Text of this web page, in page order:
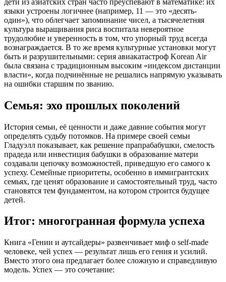
языки устроены логичнее (например, 11 — это «десять-
один»), что облегчает запоминание чисел, а тысячелетняя
культура выращивания риса воспитала невероятное
трудолюбие и уверенность в том, что упорный труд всегда
вознаграждается. В то же время культурные установки могут
быть и разрушительными: серия авиакатастроф Korean Air
была связана с традиционным высоким «индексом дистанции
власти», когда подчинённые не решались напрямую указывать
на ошибки старшим по званию.
Семья: эхо прошлых поколений
История семьи, её ценности и даже давние события могут
определять судьбу потомков. На примере своей семьи
Гладуэлл показывает, как решение прапрабабушки, смелость
прадеда или инвестиция бабушки в образование матери
создавали цепочку возможностей, приведшую его самого к
успеху. Семейные приоритеты, особенно в иммигрантских
семьях, где ценят образование и самостоятельный труд, часто
становятся тем фундаментом, на котором строится будущее
детей.
Итог: многогранная формула успеха
Книга «Гении и аутсайдеры» развенчивает миф о self-made
человеке, чей успех — результат лишь его гения и усилий.
Вместо этого она предлагает более сложную и справедливую
модель. Успех — это сочетание: